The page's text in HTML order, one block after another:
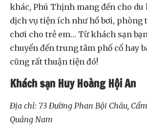
khác, Phú Thịnh mang đến cho
dịch vụ tiện ích như hồ bơi, phòng
chơi cho trẻ em… Từ khách sạn
chuyển đến trung tâm phố cổ hay
cũng rất thuận tiện đó!
Khách sạn Huy Hoàng Hội An
Địa chỉ: 73 Đường Phan Bội Châu,
Quảng Nam